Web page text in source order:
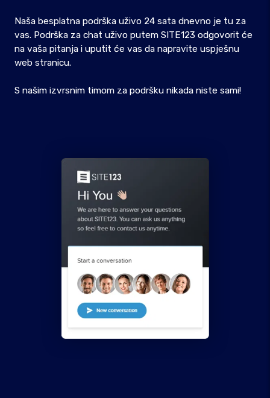
Naša besplatna podrška uživo 24 sata dnevno je tu za
vas. Podrška za chat uživo putem SITE123 odgovorit će
na vaša pitanja i uputit će vas da napravite uspješnu
web stranicu.
S našim izvrsnim timom za podršku nikada niste sami!